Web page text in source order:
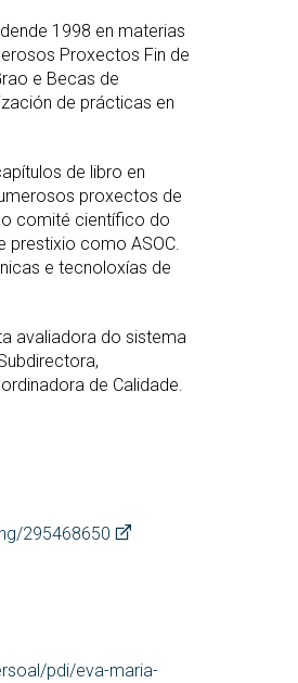
1998 en materias
Proxectos Fin de
e Becas de
de prácticas en
de libro en
proxectos de
comité científico do
prestixio como ASOC.
e tecnoloxías de
avaliadora do sistema
de Calidade.
295468650
pdi/eva-maria-